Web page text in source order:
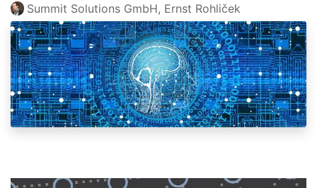
Summit Solutions GmbH, Ernst Rohliček